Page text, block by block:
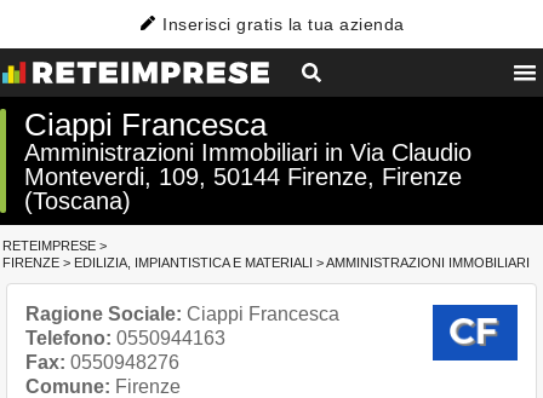
Inserisci gratis la tua azienda
Ciappi Francesca
Amministrazioni Immobiliari in Via Claudio
Monteverdi, 109, 50144 Firenze, Firenze
(Toscana)
RETEIMPRESE >
FIRENZE > EDILIZIA, IMPIANTISTICA E MATERIALI >AMMINISTRAZIONI IMMOBILIARI
Ragione Sociale: Ciappi Francesca
Telefono: 0550944163
Fax: 0550948276
Comune: Firenze